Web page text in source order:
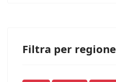
Filtra per regione